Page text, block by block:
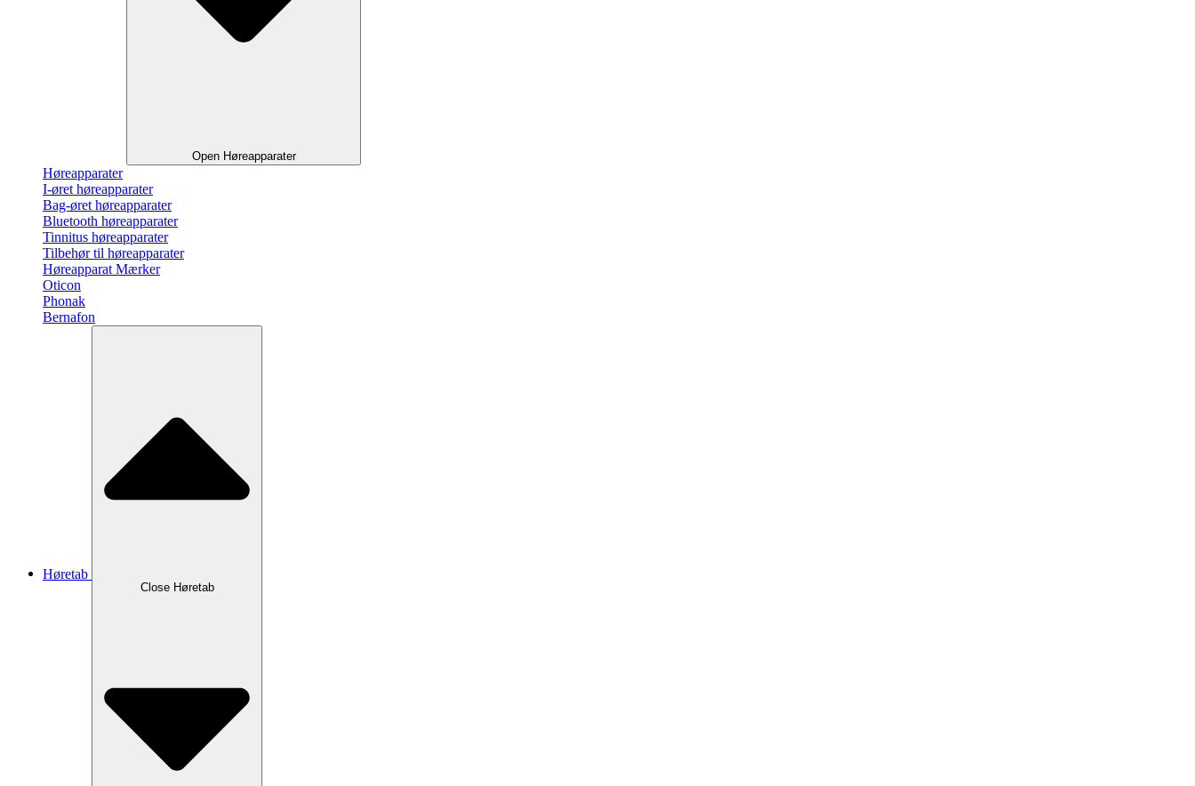
Open Høreapparater
Høreapparater
I-øret høreapparater
Bag-øret høreapparater
Bluetooth høreapparater
Tinnitus høreapparater
Tilbehør til høreapparater
Høreapparat Mærker
Oticon
Phonak
Bernafon
Høretab
Close Høretab